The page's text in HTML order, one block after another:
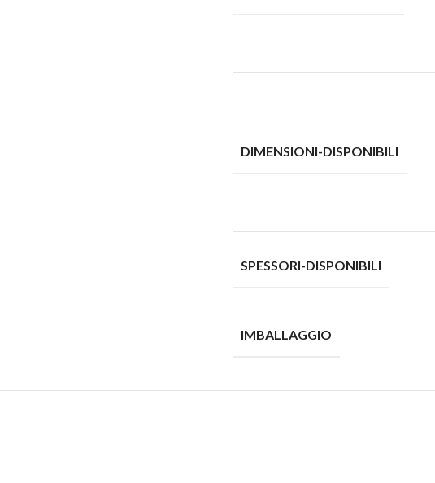
DIMENSIONI-DISPONIBILI
SPESSORI-DISPONIBILI
IMBALLAGGIO